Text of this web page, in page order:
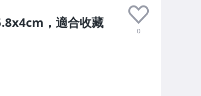
，適合收藏
0